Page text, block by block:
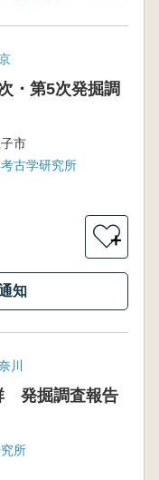
・第5次発掘調
市
古学研究所
＋
知
川
発掘調査報告
所